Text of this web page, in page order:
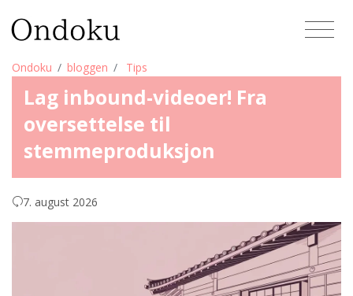
Ondoku bloggen Tips
Lag inbound-videoer! Fra
oversettelse til
stemmeproduksjon
7. august 2026